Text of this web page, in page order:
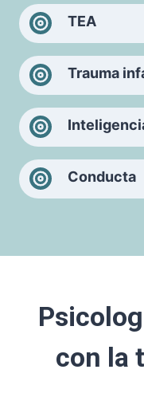
TEA
Trauma
Conducta
con la